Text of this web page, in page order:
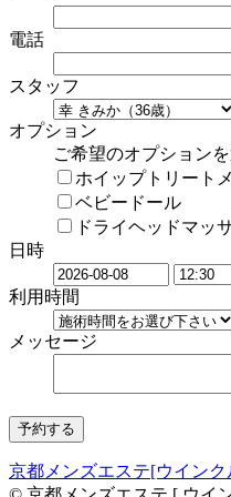
電話
スタッフ
オプション
ご希望のオプション
ホイップトリート
ベビードール
ドライヘッドマッ
日時
利用時間
メッセージ
京都メンズエステ[ウインク